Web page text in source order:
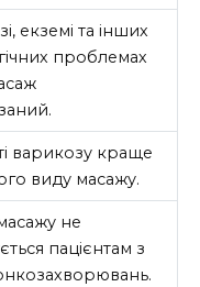
екземі та інших
проблемах
варикозу краще
виду масажу.
не
пацієнтам з